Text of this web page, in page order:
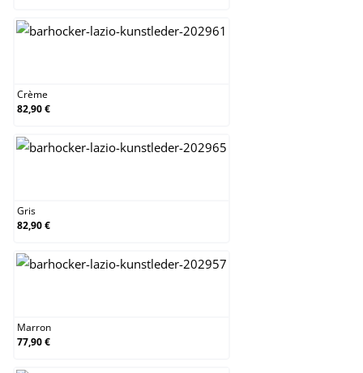
Crème
82,90 €
Gris
82,90 €
Marron
77,90 €